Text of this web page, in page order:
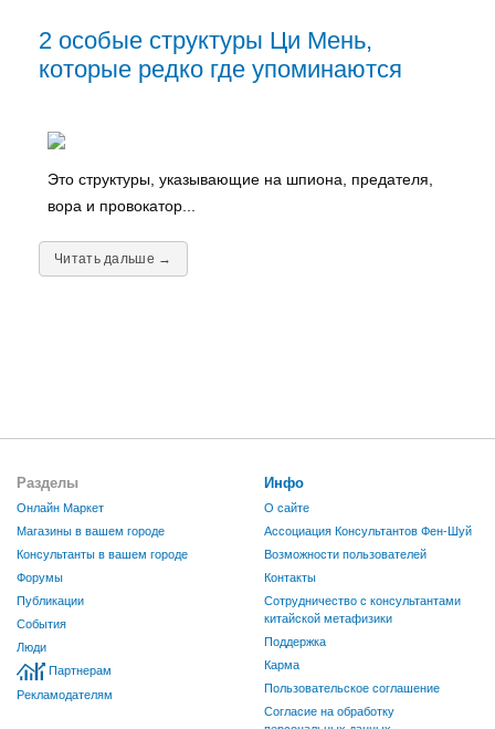
2 особые структуры Ци Мень,
которые редко где упоминаются
Это структуры, указывающие на шпиона, предателя,
вора и провокатор...
Читать дальше →
Разделы
Онлайн Маркет
Магазины в вашем городе
Консультанты в вашем городе
Форумы
Публикации
События
Люди
Партнерам
Рекламодателям
Инфо
О сайте
Ассоциация Консультантов Фен-Шуй
Возможности пользователей
Контакты
Сотрудничество с консультантами
китайской метафизики
Поддержка
Карма
Пользовательское соглашение
Согласие на обработку